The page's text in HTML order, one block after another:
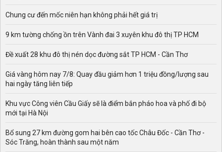
Chung cư đến mốc niên hạn không phải hết giá trị
9 km tường chống ồn trên Vành đai 3 xuyên khu đô thị TP HCM
Đề xuất 28 khu đô thị nén dọc đường sắt TP HCM - Cần Thơ
Giá vàng hôm nay 7/8: Quay đầu giảm hơn 1 triệu đồng/lượng sau
hai ngày tăng liên tiếp
Khu vực Công viên Cầu Giấy sẽ là điểm bắn pháo hoa và phố đi bộ
mới tại Hà Nội
Bổ sung 27 km đường gom hai bên cao tốc Châu Đốc - Cần Thơ -
Sóc Trăng, hoàn thành sau một năm